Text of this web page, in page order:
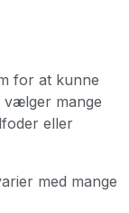
for at kunne
vælger mange
eller
med mange